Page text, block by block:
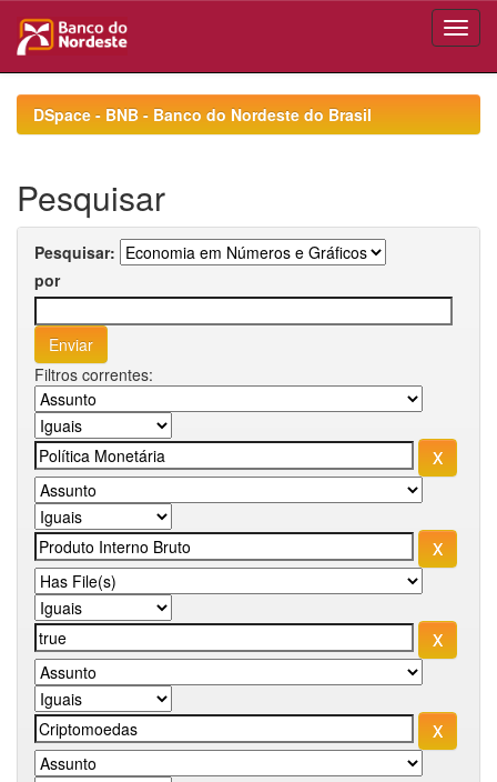
navigationDSpace - BNB - Banco do Nordeste do Brasil
Pesquisar
Pesquisar:
por
Filtros correntes: